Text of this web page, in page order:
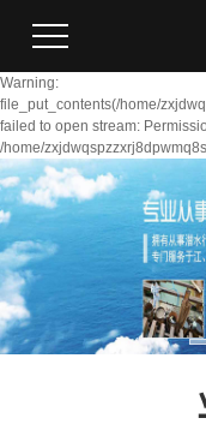
Warning:
file_put_contents(/home/
failed to open stream:
/home/